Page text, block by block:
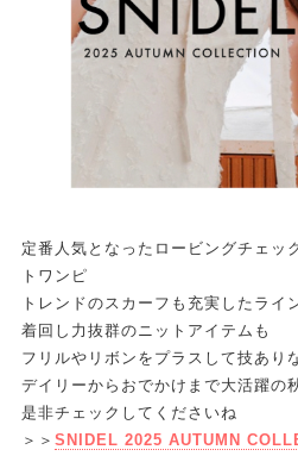
定番人気となったロービングチェッ
トワンピ
トレンドのスカーフも充実したライ
着回し力抜群のニットアイテムも
フリルやリボンをプラスして技あり
デイリーからおでかけまで大活躍の
是非チェックしてくださいね
＞＞ SNIDEL 2025 AUTUMN